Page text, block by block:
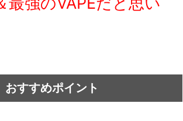
おすすめポイント